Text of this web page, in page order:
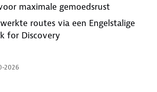
maximale gemoedsrust
routes via een Engelstalige
for Discovery
2026